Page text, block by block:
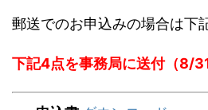
郵送でのお申込みの場合は下
下記4点を事務局に送付（8/31